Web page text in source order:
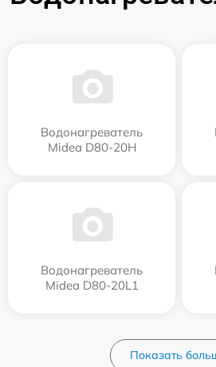
Водонагреватель
Midea D80-20Н
Водонагреватель
Midea D80-20L1
Показать